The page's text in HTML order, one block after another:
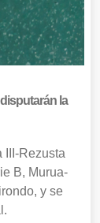
la
III-Rezusta
B, Murua-
y se